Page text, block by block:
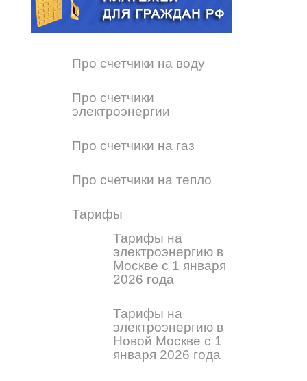
Про счетчики на воду
Про счетчики
электроэнергии
Про счетчики на газ
Про счетчики на тепло
Тарифы
Тарифы на
электроэнергию в
Москве с 1 января
2026 года
Тарифы на
электроэнергию в
Новой Москве с 1
января 2026 года